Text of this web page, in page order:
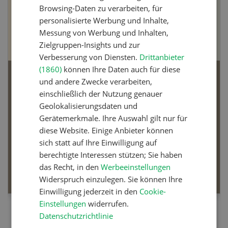
Bio-Artikel
Dossier Bio-Artikel
MEHR ERFAHREN
Browsing-Daten zu verarbeiten, für
personalisierte Werbung und Inhalte,
Messung von Werbung und Inhalten,
Zielgruppen-Insights und zur
Verbesserung von Diensten. Drittanbieter
(1860) können Ihre Daten auch für diese
und andere Zwecke verarbeiten,
einschließlich der Nutzung genauer
Geolokalisierungsdaten und
Gerätemerkmale. Ihre Auswahl gilt nur für
diese Website. Einige Anbieter können
sich statt auf Ihre Einwilligung auf
berechtigte Interessen stützen; Sie haben
das Recht, in denWerbeeinstellungen
Widerspruch einzulegen. Sie können Ihre
Einwilligung jederzeit in den Cookie-
Einstellungen widerrufen.
Datenschutzrichtlinie